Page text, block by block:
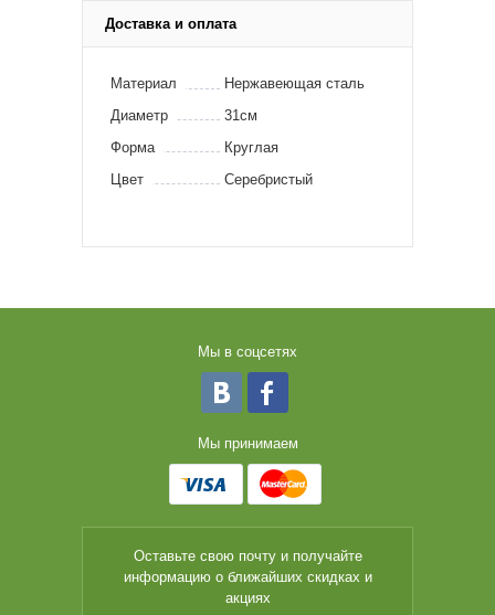
Доставка и оплата
Материал
Нержавеющая сталь
Диаметр
31см
Форма
Круглая
Цвет
Серебристый
Мы в соцсетях
Мы принимаем
Оставьте свою почту и получайте
информацию о ближайших скидках и
акциях